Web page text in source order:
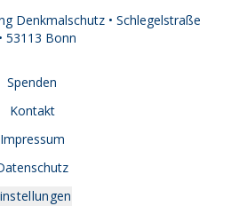
Denkmalschutz • Schlegelstraße
53113 Bonn
Spenden
Kontakt
Impressum